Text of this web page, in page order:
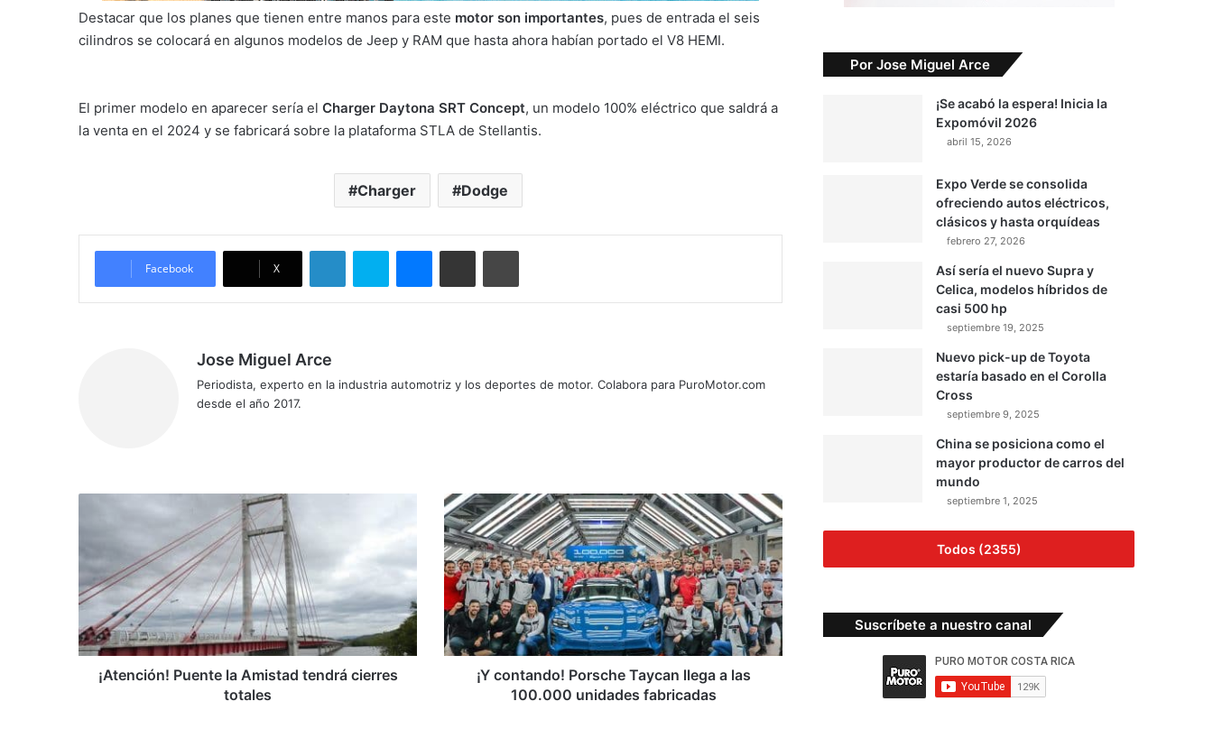
Destacar que los planes que tienen entre manos para este motor son importantes, pues de entrada el seis
cilindros se colocará en algunos modelos de Jeep y RAM que hasta ahora habían portado el V8 HEMI.
El primer modelo en aparecer sería el Charger Daytona SRT Concept, un modelo 100% eléctrico que saldrá a
la venta en el 2024 y se fabricará sobre la plataforma STLA de Stellantis.
Charger Dodge
Facebook X
LinkedInSkype MessengerCompartir por correo electrónicoImprimir
Jose Miguel Arce
Periodista, experto en la industria automotriz y los deportes de motor. Colabora para PuroMotor.com
desde el año 2017.
Amistad
tendrá
cierres
totales
¡Atención! Puente la Amistad tendrá cierres
totales
¡Y
contando!
Porsche
Taycan
llega
a
las
100.000
unidades
fabricadas¡Y contando! Porsche Taycan llega a las
100.000 unidades fabricadas
Por Jose Miguel Arce
¡Se acabó la espera! Inicia la
Expomóvil 2026
abril 15, 2026
Expo Verde se consolida
ofreciendo autos eléctricos,
clásicos y hasta orquídeas
febrero 27, 2026
Así sería el nuevo Supra y
Celica, modelos híbridos de
casi 500 hp
septiembre 19, 2025
Nuevo pick-up de Toyota
estaría basado en el Corolla
Cross
septiembre 9, 2025
China se posiciona como el
mayor productor de carros del
mundo
septiembre 1, 2025
Todos (2355)
Suscríbete a nuestro canal